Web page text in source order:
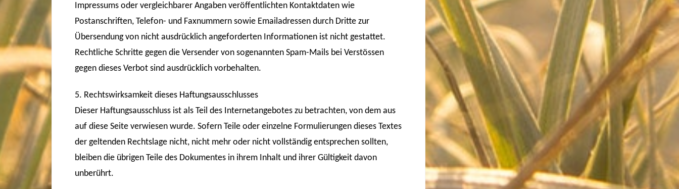
Impressums oder vergleichbarer Angaben veröffentlichten Kontaktdaten wie
Postanschriften, Telefon- und Faxnummern sowie Emailadressen durch Dritte zur
Übersendung von nicht ausdrücklich angeforderten Informationen ist nicht gestattet.
Rechtliche Schritte gegen die Versender von sogenannten Spam-Mails bei Verstössen
gegen dieses Verbot sind ausdrücklich vorbehalten.
5. Rechtswirksamkeit dieses Haftungsausschlusses
Dieser Haftungsausschluss ist als Teil des Internetangebotes zu betrachten, von dem aus
auf diese Seite verwiesen wurde. Sofern Teile oder einzelne Formulierungen dieses Textes
der geltenden Rechtslage nicht, nicht mehr oder nicht vollständig entsprechen sollten,
bleiben die übrigen Teile des Dokumentes in ihrem Inhalt und ihrer Gültigkeit davon
unberührt.